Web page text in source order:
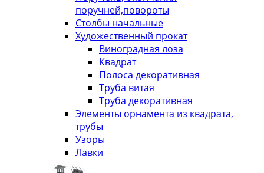
поручней,повороты
Столбы начальные
Художественный прокат
Виноградная лоза
Квадрат
Полоса декоративная
Труба витая
Труба декоративная
Элементы орнамента из квадрата,
трубы
Узоры
Лавки